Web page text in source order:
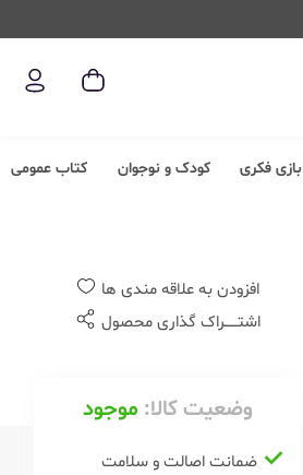
بازی فکری کودک و نوجوان کتاب عمومی
افزودن به علاقه مندی ها
اشتــــــراک گذاری محصول
وضعیت کالا: موجود
ضمانت اصالت و سلامت